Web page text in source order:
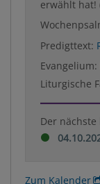
erwählt hat!
Predigttext:
Evangelium:
Liturgische
Der
Zum Kalender